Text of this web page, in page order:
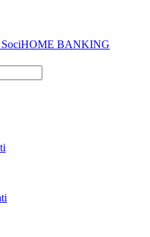
HOME BANKING